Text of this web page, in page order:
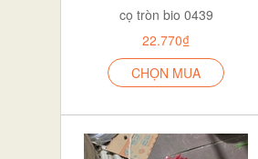
cọ tròn bio 0439
22.770₫
CHỌN MUA